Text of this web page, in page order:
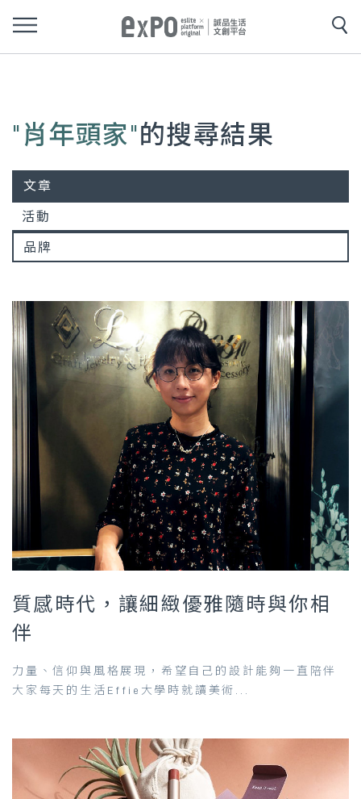
"肖年頭家"的搜尋結果
文章
活動
品牌
質感時代，讓細緻優雅隨時與你相
伴
力量、信仰與風格展現，希望自己的設計能夠一直陪伴
大家每天的生活Effie大學時就讀美術...